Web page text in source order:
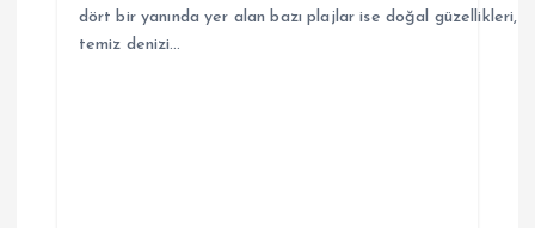
dört bir yanında yer alan bazı plajlar ise doğal güzellikleri,
temiz denizi…